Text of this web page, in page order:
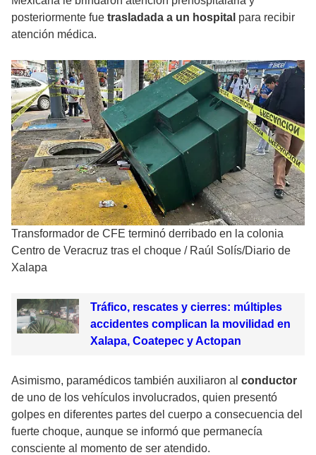
posteriormente fue trasladada a un hospital para recibir
atención médica.
Transformador de CFE terminó derribado en la colonia
Centro de Veracruz tras el choque / Raúl Solís/Diario de
Xalapa
Tráfico, rescates y cierres: múltiples
accidentes complican la movilidad en
Xalapa, Coatepec y Actopan
Asimismo, paramédicos también auxiliaron al conductor
de uno de los vehículos involucrados, quien presentó
golpes en diferentes partes del cuerpo a consecuencia del
fuerte choque, aunque se informó que permanecía
consciente al momento de ser atendido.